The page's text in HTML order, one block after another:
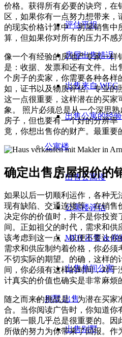
评估平坦
房屋出售错误
出售来自 WEG
出售公寓的经验
公寓楼
出售公寓楼
公寓楼评估
MFH 出售 & 税
出售单间公寓
别墅出售
出售别墅
价格。获得所有必要的诀窍，在
区，如果你有一点努力想带来
的现实价格计算中，房屋销售
算，但如果你对所有的压力不感
像一个有经验的房地产专家一样
是：收据、发票和还有文件。出
个房子的卖家，你需要各种各样
如，证书以及物质评估。专业的
这一点很重要，这样潜在的买家
象。 照片必须总是从一个深思
房子，但也要有一个好的分辨率
竟，你想出售你的财产。最重要
确定出售房屋报价的
如果以后一切顺利运作，各种无
现有缺陷、交通连接等，在销售
决定你的价值时，并不是你投资
间。正如祖父的时代，需求和
该考虑到这一点，以便不要让你
需求和供应制约着价格，你必须
不切实际的期望。的确，这样的
间，你必须有这样的时间，对
计真实的价值也确实是非常麻烦
随之而来的挑战是：为潜在买家
合。当你阅读广告时，你知道你
的第一眼几乎总是很重要的。
所做的努力为你带来了回报。作